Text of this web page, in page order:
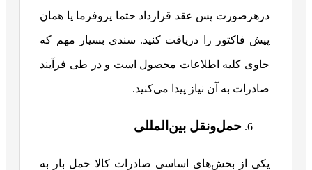
درهرصورت پس عقد قرارداد حتما پروفرما یا همان
پیش فاکتور را دریافت کنید. سندی بسیار مهم که
حاوی کلیه اطلاعات محصول است و در طی فرآیند
صادرات به آن نیاز پیدا می‌کنید.
حمل‌ونقل بین‌المللی
یکی از بخش‌های اساسی صادرات کالا حمل بار به